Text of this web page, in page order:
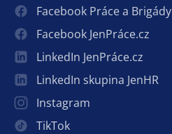
Facebook Práce a Brigády
Facebook JenPráce.cz
LinkedIn JenPráce.cz
LinkedIn skupina JenHR
Instagram
TikTok